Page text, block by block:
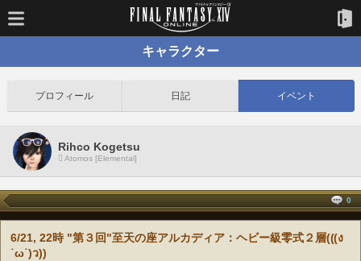
キャラクター
プロフィール 日記 イベント
Rihco Kogetsu
Atomos [Elemental]
0
6/21, 22時 "第３回"至天の座アルカディア：ヘビー級零式２層(((ง
˙ω˙)ว))